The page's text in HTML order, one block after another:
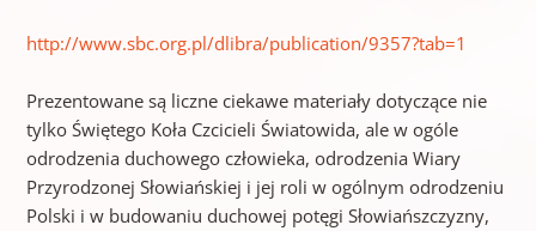
http://www.sbc.org.pl/dlibra/publication/9357?tab=1
Prezentowane są liczne ciekawe materiały dotyczące nie
tylko Świętego Koła Czcicieli Światowida, ale w ogóle
odrodzenia duchowego człowieka, odrodzenia Wiary
Przyrodzonej Słowiańskiej i jej roli w ogólnym odrodzeniu
Polski i w budowaniu duchowej potęgi Słowiańszczyzny,